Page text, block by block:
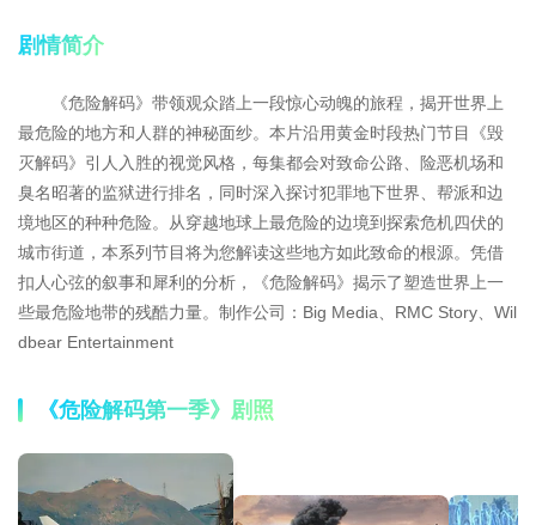
剧情简介
《危险解码》带领观众踏上一段惊心动魄的旅程，揭开世界上
最危险的地方和人群的神秘面纱。本片沿用黄金时段热门节目《毁
灭解码》引人入胜的视觉风格，每集都会对致命公路、险恶机场和
臭名昭著的监狱进行排名，同时深入探讨犯罪地下世界、帮派和边
境地区的种种危险。从穿越地球上最危险的边境到探索危机四伏的
城市街道，本系列节目将为您解读这些地方如此致命的根源。凭借
扣人心弦的叙事和犀利的分析，《危险解码》揭示了塑造世界上一
些最危险地带的残酷力量。制作公司：Big Media、RMC Story、Wil
dbear Entertainment
《危险解码第一季》剧照